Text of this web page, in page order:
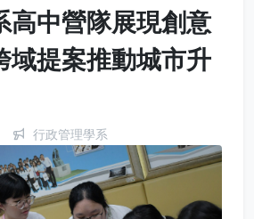
高中營隊展現創意
域提案推動城市升
行政管理學系